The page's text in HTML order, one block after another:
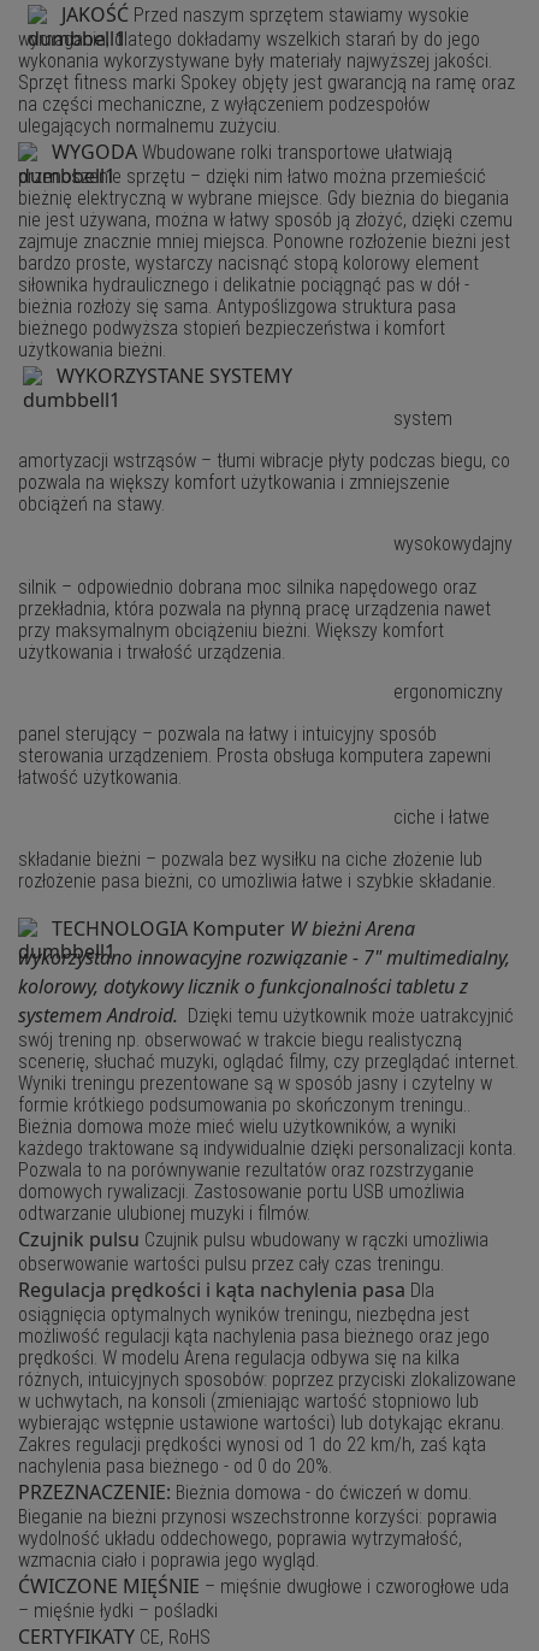
JAKOŚĆ Przed naszym sprzętem stawiamy wysokie
wymagania, dlatego dokładamy wszelkich starań by do jego
wykonania wykorzystywane były materiały najwyższej jakości.
Sprzęt fitness marki Spokey objęty jest gwarancją na ramę oraz
na części mechaniczne, z wyłączeniem podzespołów
ulegających normalnemu zużyciu.
WYGODA Wbudowane rolki transportowe ułatwiają
przenoszenie sprzętu – dzięki nim łatwo można przemieścić
bieżnię elektryczną w wybrane miejsce. Gdy bieżnia do biegania
nie jest używana, można w łatwy sposób ją złożyć, dzięki czemu
zajmuje znacznie mniej miejsca. Ponowne rozłożenie bieżni jest
bardzo proste, wystarczy nacisnąć stopą kolorowy element
siłownika hydraulicznego i delikatnie pociągnąć pas w dół -
bieżnia rozłoży się sama. Antypoślizgowa struktura pasa
bieżnego podwyższa stopień bezpieczeństwa i komfort
użytkowania bieżni.
WYKORZYSTANE SYSTEMY
system
amortyzacji wstrząsów – tłumi wibracje płyty podczas biegu, co
pozwala na większy komfort użytkowania i zmniejszenie
obciążeń na stawy.
wysokowydajny
silnik – odpowiednio dobrana moc silnika napędowego oraz
przekładnia, która pozwala na płynną pracę urządzenia nawet
przy maksymalnym obciążeniu bieżni. Większy komfort
użytkowania i trwałość urządzenia.
ergonomiczny
panel sterujący – pozwala na łatwy i intuicyjny sposób
sterowania urządzeniem. Prosta obsługa komputera zapewni
łatwość użytkowania.
ciche i łatwe
składanie bieżni – pozwala bez wysiłku na ciche złożenie lub
rozłożenie pasa bieżni, co umożliwia łatwe i szybkie składanie.
TECHNOLOGIA Komputer W bieżni Arena
wykorzystano innowacyjne rozwiązanie - 7" multimedialny,
kolorowy, dotykowy licznik o funkcjonalności tabletu z
systemem Android. Dzięki temu użytkownik może uatrakcyjnić
swój trening np. obserwować w trakcie biegu realistyczną
scenerię, słuchać muzyki, oglądać filmy, czy przeglądać internet.
Wyniki treningu prezentowane są w sposób jasny i czytelny w
formie krótkiego podsumowania po skończonym treningu..
Bieżnia domowa może mieć wielu użytkowników, a wyniki
każdego traktowane są indywidualnie dzięki personalizacji konta.
Pozwala to na porównywanie rezultatów oraz rozstrzyganie
domowych rywalizacji. Zastosowanie portu USB umożliwia
odtwarzanie ulubionej muzyki i filmów.
Czujnik pulsu Czujnik pulsu wbudowany w rączki umożliwia
obserwowanie wartości pulsu przez cały czas treningu.
Regulacja prędkości i kąta nachylenia pasa Dla
osiągnięcia optymalnych wyników treningu, niezbędna jest
możliwość regulacji kąta nachylenia pasa bieżnego oraz jego
prędkości. W modelu Arena regulacja odbywa się na kilka
różnych, intuicyjnych sposobów: poprzez przyciski zlokalizowane
w uchwytach, na konsoli (zmieniając wartość stopniowo lub
wybierając wstępnie ustawione wartości) lub dotykając ekranu.
Zakres regulacji prędkości wynosi od 1 do 22 km/h, zaś kąta
nachylenia pasa bieżnego - od 0 do 20%.
PRZEZNACZENIE: Bieżnia domowa - do ćwiczeń w domu.
Bieganie na bieżni przynosi wszechstronne korzyści: poprawia
wydolność układu oddechowego, poprawia wytrzymałość,
wzmacnia ciało i poprawia jego wygląd.
ĆWICZONE MIĘŚNIE – mięśnie dwugłowe i czworogłowe uda
– mięśnie łydki – pośladki
CERTYFIKATY CE, RoHS